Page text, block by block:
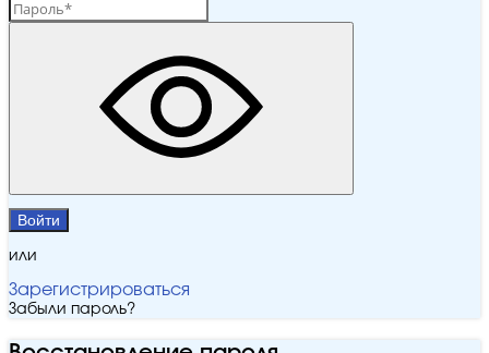
Войти
или
Зарегистрироваться
Забыли пароль?